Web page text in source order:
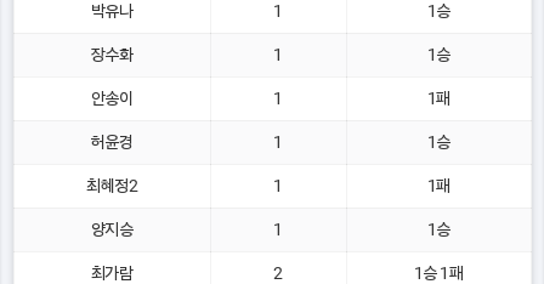
박유나 1 1승
장수화 1 1승
안송이 1 1패
허윤경 1 1승
최혜정2 1 1패
양지승 1 1승
최가람 2 1승 1패